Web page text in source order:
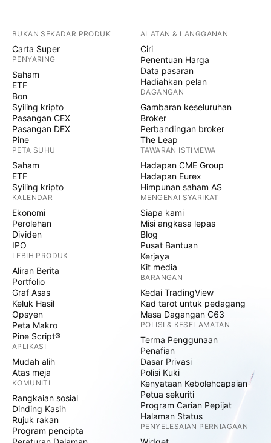
BUKAN SEKADAR PRODUK
Carta Super
PENYARING
Saham
ETF
Bon
Syiling kripto
Pasangan CEX
Pasangan DEX
Pine
PETA SUHU
Saham
ETF
Syiling kripto
KALENDAR
Ekonomi
Perolehan
Dividen
IPO
LEBIH PRODUK
Aliran Berita
Portfolio
Graf Asas
Keluk Hasil
Opsyen
Peta Makro
Pine Script®
APLIKASI
Mudah alih
Atas meja
KOMUNITI
Rangkaian sosial
Dinding Kasih
Rujuk rakan
Program pencipta
ALATAN & LANGGANAN
Ciri
Penentuan Harga
Data pasaran
Hadiahkan pelan
DAGANGAN
Gambaran keseluruhan
Broker
Perbandingan broker
The Leap
TAWARAN ISTIMEWA
Hadapan CME Group
Hadapan Eurex
Himpunan saham AS
MENGENAI SYARIKAT
Siapa kami
Misi angkasa lepas
Blog
Pusat Bantuan
Kerjaya
Kit media
BARANGAN
Kedai TradingView
Kad tarot untuk pedagang
Masa Dagangan C63
POLISI & KESELAMATAN
Terma Penggunaan
Penafian
Dasar Privasi
Polisi Kuki
Kenyataan Kebolehcapaian
Petua sekuriti
Program Carian Pepijat
Halaman Status
PENYELESAIAN PERNIAGAAN